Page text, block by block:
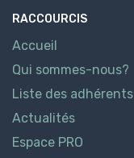
RACCOURCIS
Accueil
Qui sommes-nous?
Liste des adhérents
Actualités
Espace PRO